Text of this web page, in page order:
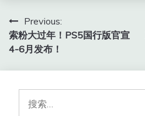
文
章
航
Previous:
索粉大过年！PS5国行版官宣
4-6月发布！
索：